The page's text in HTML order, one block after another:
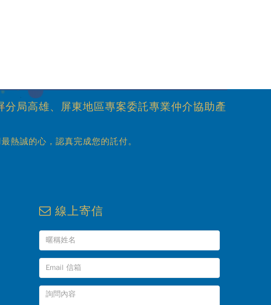
局高雄、屏東地區專案委託專業仲介協助產
熱誠的心，認真完成您的託付。
線上寄信